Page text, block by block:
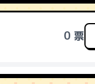
0 票